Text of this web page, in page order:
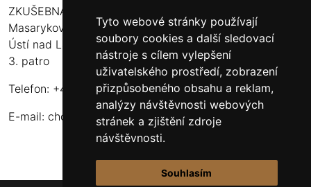
Tyto webové stránky používají
soubory cookies a další sledovací
nástroje s cílem vylepšení
uživatelského prostředí, zobrazení
přizpůsobeného obsahu a reklam,
analýzy návštěvnosti webových
stránek a zjištění zdroje
návštěvnosti.
Souhlasím
ZKUŠEBNA:
Masarykova 316
Ústí nad Labem - Bukov Rondel
3. patro
Telefon: +420 608 916 320
E-mail: choreapueriustensis@centrum.cz